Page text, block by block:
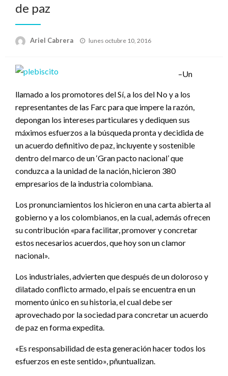
de paz
Ariel Cabrera
Publicado
lunes octubre 10, 2016
–Un
llamado a los promotores del Sí, a los del No y a los
representantes de las Farc para que impere la razón,
depongan los intereses particulares y dediquen sus
máximos esfuerzos a la búsqueda pronta y decidida de
un acuerdo definitivo de paz, incluyente y sostenible
dentro del marco de un ‘Gran pacto nacional’ que
conduzca a la unidad de la nación, hicieron 380
empresarios de la industria colombiana.
Los pronunciamientos los hicieron en una carta abierta al
gobierno y a los colombianos, en la cual, además ofrecen
su contribución «para facilitar, promover y concretar
estos necesarios acuerdos, que hoy son un clamor
nacional».
Los industriales, advierten que después de un doloroso y
dilatado conflicto armado, el país se encuentra en un
momento único en su historia, el cual debe ser
aprovechado por la sociedad para concretar un acuerdo
de paz en forma expedita.
«Es responsabilidad de esta generación hacer todos los
esfuerzos en este sentido», pñuntualizan.